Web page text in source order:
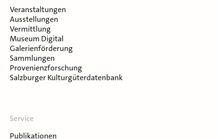
Veranstaltungen
Ausstellungen
Vermittlung
Museum Digital
Galerienförderung
Sammlungen
Provenienzforschung
Salzburger Kulturgüterdatenbank
Service
Publikationen